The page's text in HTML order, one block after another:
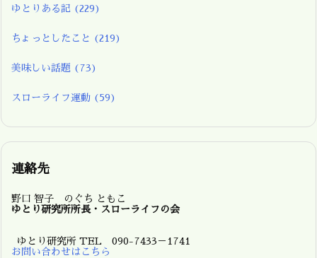
ゆとりある記 (229)
ちょっとしたこと (219)
美味しい話題 (73)
スローライフ運動 (59)
連絡先
野口 智子 のぐち ともこ
ゆとり研究所所長・スローライフの会
ゆとり研究所 TEL 090-7433－1741
お問い合わせはこちら